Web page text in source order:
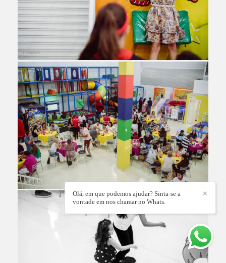
✕
Olá, em que podemos ajudar? Sinta-se a
vontade em nos chamar no Whats.